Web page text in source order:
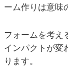
ーム作りは意味
フォームを考え
インパクトが変
ります。